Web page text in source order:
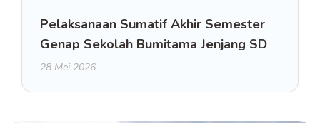
Pelaksanaan Sumatif Akhir Semester
Genap Sekolah Bumitama Jenjang SD
28 Mei 2026